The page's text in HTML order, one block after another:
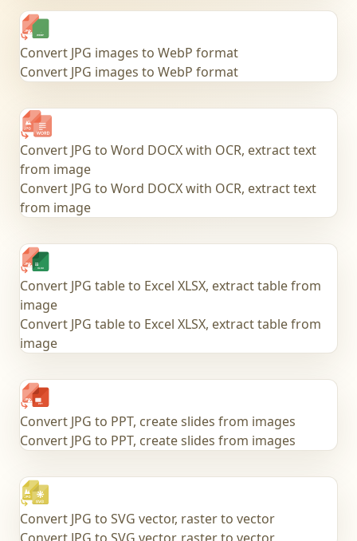
Convert JPG images to WebP format
Convert JPG images to WebP format
Convert JPG to Word DOCX with OCR, extract text
from image
Convert JPG to Word DOCX with OCR, extract text
from image
Convert JPG table to Excel XLSX, extract table from
image
Convert JPG table to Excel XLSX, extract table from
image
Convert JPG to PPT, create slides from images
Convert JPG to PPT, create slides from images
Convert JPG to SVG vector, raster to vector